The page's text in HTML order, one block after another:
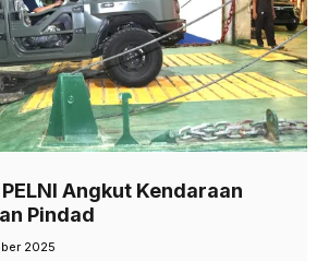
Angkut Kendaraan
Pindad
2025